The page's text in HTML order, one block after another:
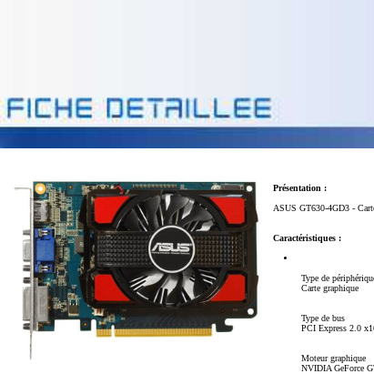
Présentation :
ASUS GT630-4GD3 -
Caractéristiques :
Type de
Carte graphique
Type de bus
PCI Express 2.0
Moteur graphique
NVIDIA GeForce